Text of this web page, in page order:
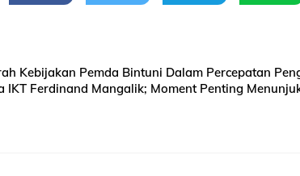
Kebijakan Pemda Bintuni Dalam Percepatan
IKT Ferdinand Mangalik; Moment Penting